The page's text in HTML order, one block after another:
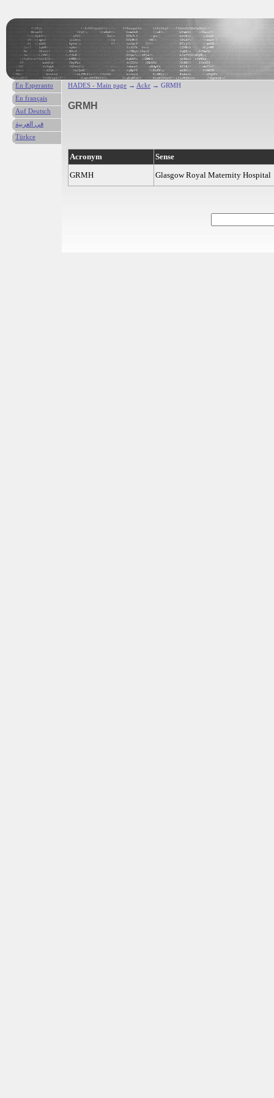
HADES - Main page → Ackr → GRMH
GRMH
Acronym
Sense
GRMH
Glasgow Royal Maternity Hospital
En Esperanto
En français
Auf Deutsch
في العربية
Türkce